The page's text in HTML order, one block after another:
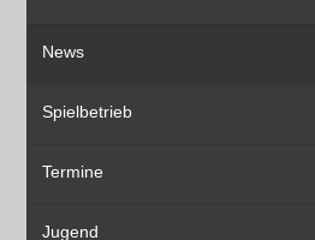
News
Spielbetrieb
Termine
Jugend